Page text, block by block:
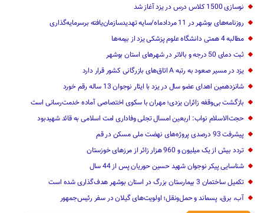
نوسازی 1500 کلاس درس در یزد آغاز شد
روزنامه‌های بوشهر در 11 مردادماه/سایه تهدیدسازمان‌یافته برسرمایه‌گذاری
مطالبه 4 همتی دانشگاه علوم پزشکی یزد از بیمه‌ها
ثبت دمای 50 درجه و بالاتر در شهرهای استان بوشهر
یزد در مسیر صعود به رتبه A اتاق‌های بازرگانی کشور قرار دارد
شانزدهمین اهدای عضو سال در یزد با ایثار نوجوان 13 ساله رقم خورد
بازگشت بی‌وقفه زائران یزدی؛ مهران با سکوی اختصاصی آماده خدمت‌رسانی است
حجت‌الاسلام نواب: اربعین امسال تجلی وفاداری امت اسلامی به قائد شهیدبود
پیشرفت 93 درصدی پروژه‌های نهضت ملی مسکن در قم
تردد بیش از یک میلیون و 960 هزار زائر از مرزهای خوزستان
شناسایی پیکر نوجوان شهید حسین حوریان پس از 44 سال
تکمیل ساختمان 3 بیمارستان بزرگ در استان بوشهر هدف‌گذاری شده است
آب، برق، پسماند و حمل‌ونقل؛ اولویت‌های گیلان در سفر رئیس‌جمهور